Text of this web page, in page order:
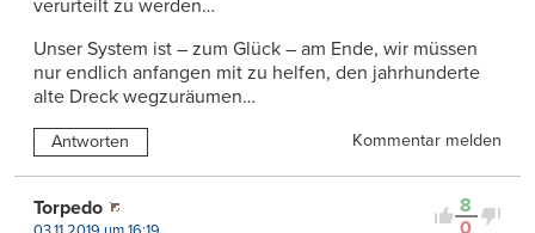
verurteilt zu werden…
Unser System ist – zum Glück – am Ende, wir müssen
nur endlich anfangen mit zu helfen, den jahrhunderte
alte Dreck wegzuräumen…
Antworten Kommentar melden
8
0
Torpedo